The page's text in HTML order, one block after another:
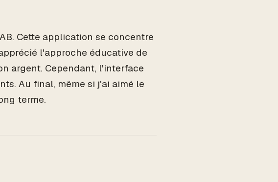
Cette application se concentre
l'approche éducative de
argent. Cependant, l'interface
Au final, même si j'ai aimé le
terme.